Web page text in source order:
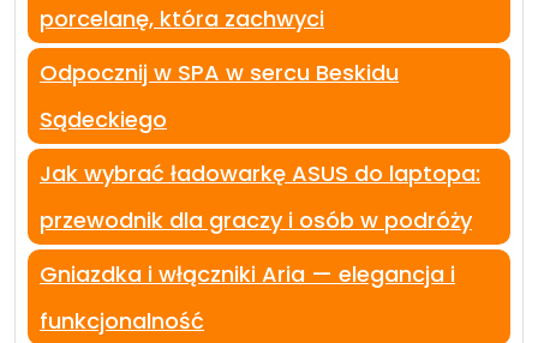
porcelanę, która zachwyci
Odpocznij w SPA w sercu Beskidu
Sądeckiego
Jak wybrać ładowarkę ASUS do laptopa:
przewodnik dla graczy i osób w podróży
Gniazdka i włączniki Aria — elegancja i
funkcjonalność